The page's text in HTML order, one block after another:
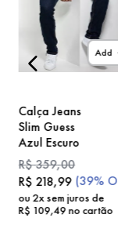
Add
Calça Jeans
Slim Guess
Azul Escuro
R$359,00
R$ 218,99 (39%
ou 2x sem juros de
R$ 109,49no cartão